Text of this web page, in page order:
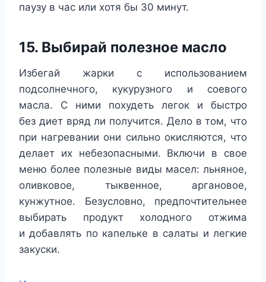
паузу в час или хотя бы 30 минут.
15. Выбирай полезное масло
Избегай жарки с использованием
подсолнечного, кукурузного и соевого
масла. С ними похудеть легок и быстро
без диет вряд ли получится. Дело в том, что
при нагревании они сильно окисляются, что
делает их небезопасными. Включи в свое
меню более полезные виды масел: льняное,
оливковое, тыквенное, аргановое,
кунжутное. Безусловно, предпочтительнее
выбирать продукт холодного отжима
и добавлять по капельке в салаты и легкие
закуски.